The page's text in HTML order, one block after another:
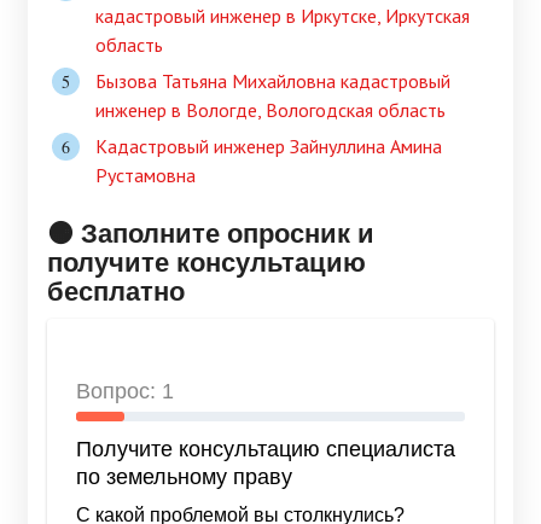
кадастровый инженер в Иркутске, Иркутская
область
Бызова Татьяна Михайловна кадастровый
инженер в Вологде, Вологодская область
Кадастровый инженер Зайнуллина Амина
Рустамовна
🟠 Заполните опросник и
получите консультацию
бесплатно